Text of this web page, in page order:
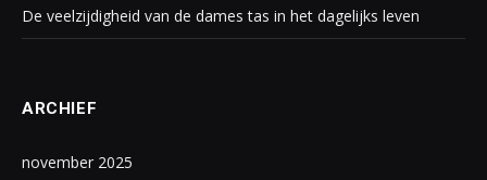
De veelzijdigheid van de dames tas in het dagelijks leven
ARCHIEF
november 2025